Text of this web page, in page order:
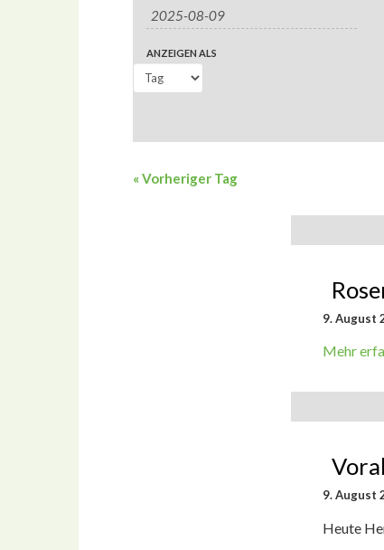
Such-
und
Suche
Veranstaltung
ANZEIGEN ALS
«Vorheriger Tag
9. August
Mehr
9. August
Heute